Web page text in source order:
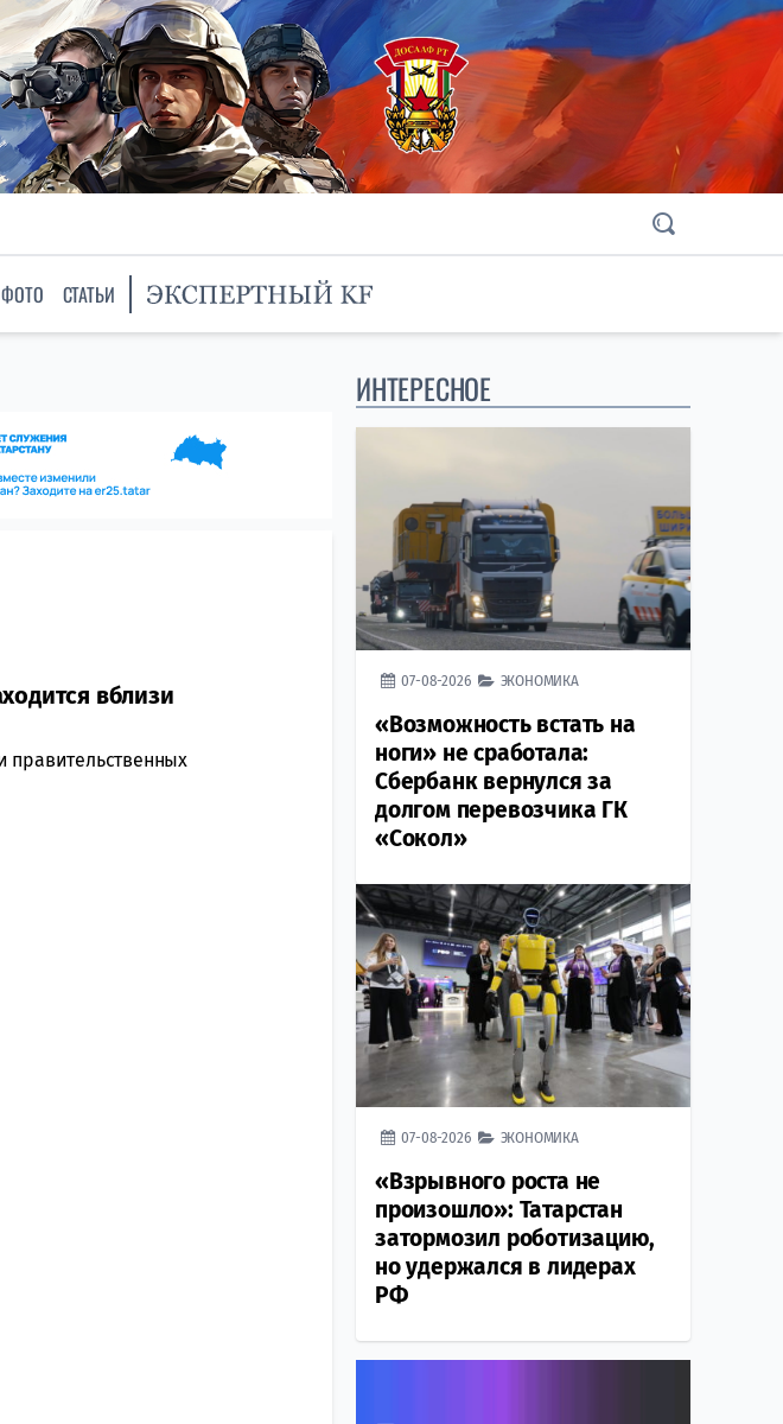
ФОТО СТАТЬИ
вблизи
правительственных
ИНТЕРЕСНОЕ
07-08-2026 ЭКОНОМИКА
«Возможность встать на
ноги» не сработала:
Сбербанк вернулся за
долгом перевозчика ГК
«Сокол»
07-08-2026 ЭКОНОМИКА
«Взрывного роста не
произошло»: Татарстан
затормозил роботизацию,
но удержался в лидерах
РФ